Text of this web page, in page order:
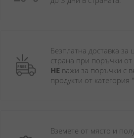
Безплатна доставка за
НЕ важи за поръчки с
продукти от категория
Вземете от място и